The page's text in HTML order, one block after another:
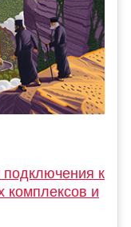
подключения к
и